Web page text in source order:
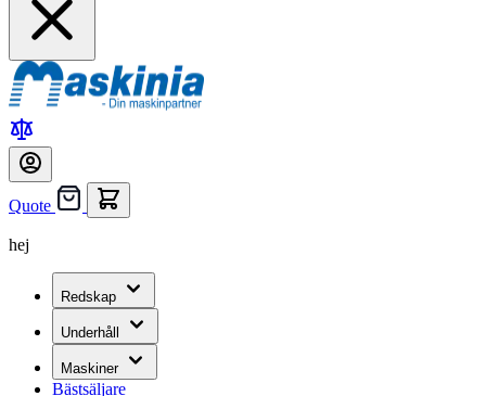
Quote
hej
Redskap
Underhåll
Maskiner
Bästsäljare